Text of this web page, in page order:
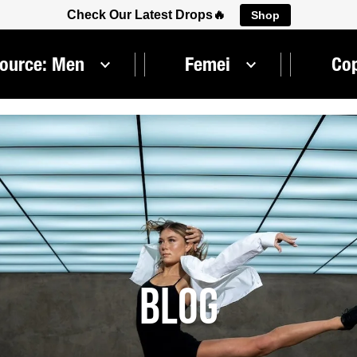
Check Our Latest Drops🔥 Shop
Men Femei
Blog